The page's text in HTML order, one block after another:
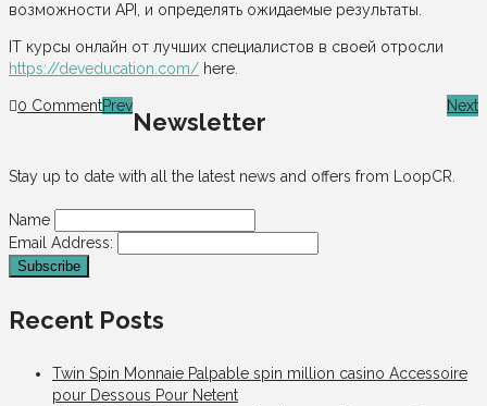
возможности API, и определять ожидаемые результаты.
IT курсы онлайн от лучших специалистов в своей отросли
https://deveducation.com/ here.
0 CommentPrev Next
Newsletter
Stay up to date with all the latest news and offers from LoopCR.
Name
Email Address:
Recent Posts
Twin Spin Monnaie Palpable spin million casino Accessoire
pour Dessous Pour Netent